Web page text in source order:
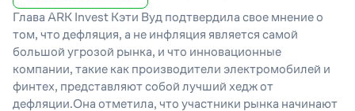
Глава ARK Invest Кэти Вуд подтвердила свое мнение о
том, что дефляция, а не инфляция является самой
большой угрозой рынка, и что инновационные
компании, такие как производители электромобилей и
финтех, представляют собой лучший хедж от
дефляции.Она отметила, что участники рынка начинают